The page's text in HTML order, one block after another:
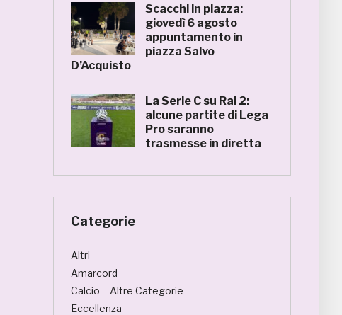
Scacchi in piazza:
giovedì 6 agosto
appuntamento in
piazza Salvo
D’Acquisto
La Serie C su Rai 2:
alcune partite di Lega
Pro saranno
trasmesse in diretta
Categorie
Altri
Amarcord
Calcio – Altre Categorie
Eccellenza